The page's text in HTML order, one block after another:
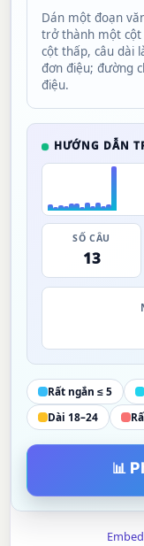
Dán một đoạn
trở thành một
cột thấp, câu dài
đơn điệu; đường
điệu.
HƯỚNG DẪN
SỐ CÂU
13
Rất ngắn ≤ 5
Dài 18–24
📊